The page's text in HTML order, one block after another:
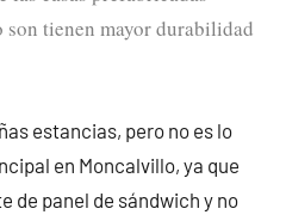
tienen mayor durabilidad
estancias, pero no es lo
en Moncalvillo, ya que
de panel de sándwich y no